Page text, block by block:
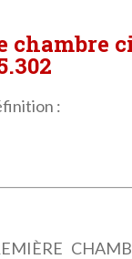
chambre
: